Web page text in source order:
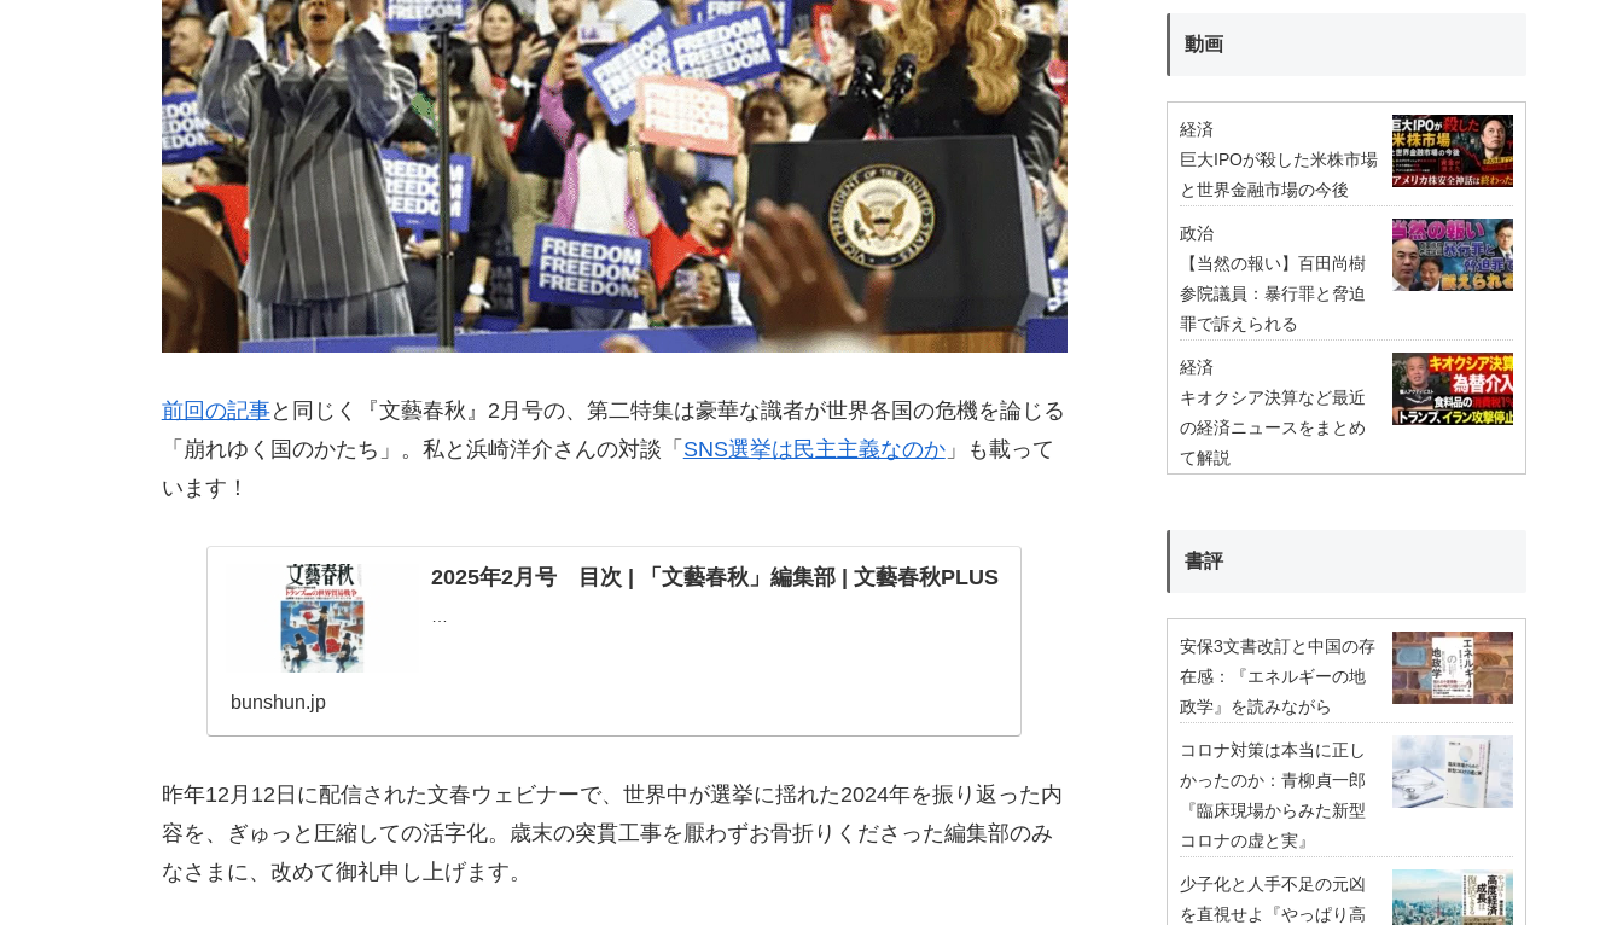
前回の記事と同じく『文藝春秋』2月号の、第二特集は豪華な識者が世界各国の危機を論じる
「崩れゆく国のかたち」。私と浜崎洋介さんの対談「 SNS選挙は民主主義なのか」も載って
います！
2025年2月号 目次 | 「文藝春秋」編集部 | 文藝春秋PLUS
…
bunshun.jp
昨年12月12日に配信された文春ウェビナーで、世界中が選挙に揺れた2024年を振り返った内
容を、ぎゅっと圧縮しての活字化。歳末の突貫工事を厭わずお骨折りくださった編集部のみ
なさまに、改めて御礼申し上げます。
動画
経済
巨大IPOが殺した米株市場
と世界金融市場の今後
政治
【当然の報い】百田尚樹
参院議員：暴行罪と脅迫
罪で訴えられる
経済
キオクシア決算など最近
の経済ニュースをまとめ
て解説
書評
安保3文書改訂と中国の存
在感：『エネルギーの地
政学』を読みながら
コロナ対策は本当に正し
かったのか：青柳貞一郎
『臨床現場からみた新型
コロナの虚と実』
少子化と人手不足の元凶
を直視せよ『やっぱり高